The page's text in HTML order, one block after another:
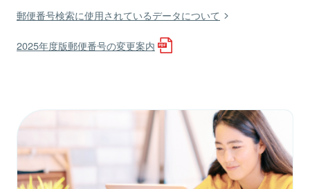
郵便番号検索に使用されているデータについて
2025年度版郵便番号の変更案内